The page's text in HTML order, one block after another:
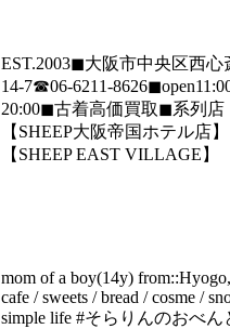
EST.2003◼︎大阪市中央区西心
14-7☎︎06-6211-
20:00◼︎古着高価買取◼︎系列店
【SHEEP大阪帝国ホテル店】
【SHEEP EAST VILLAGE】
mom of a boy(14y)
cafe / sweets / bread / cosme /
simple life #そらりんのおべん